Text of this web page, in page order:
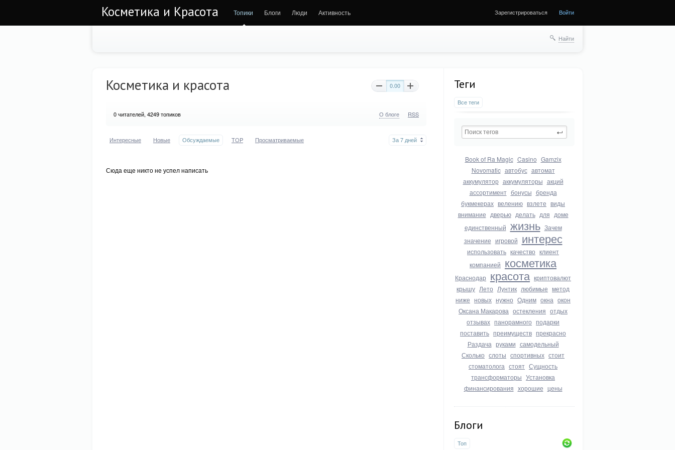
Косметика и Красота Топики Блоги Люди Активность Зарегистрироваться Войти
Найти
Теги
Все теги
Book of Ra Magic Casino Gamzix
Novomatic автобус автомат
аккумулятор аккумуляторы акций
ассортимент бонусы бренда
букмекерах велению взлете виды
внимание дверью делать для доме
единственный жизнь Зачем
значение игровой интерес
использовать качество клиент
компанией косметика
Краснодар красота криптовалют
крышу Лето Лунтик любимые метод
ниже новых нужно Одним окна окон
Оксана Макарова остекления отдых
отзывах панорамного подарки
поставить преимуществ прекрасно
Раздача руками самодельный
Сколько слоты спортивных стоит
стоматолога стоят Сущность
трансформаторы Установка
финансирования хорошие цены
Блоги
Топ
Косметика и красота 0.00
0читателей, 4249 топиков О блоге RSS
Интересные Новые Обсуждаемые TOP Просматриваемые За 7 дней
Сюда еще никто не успел написать